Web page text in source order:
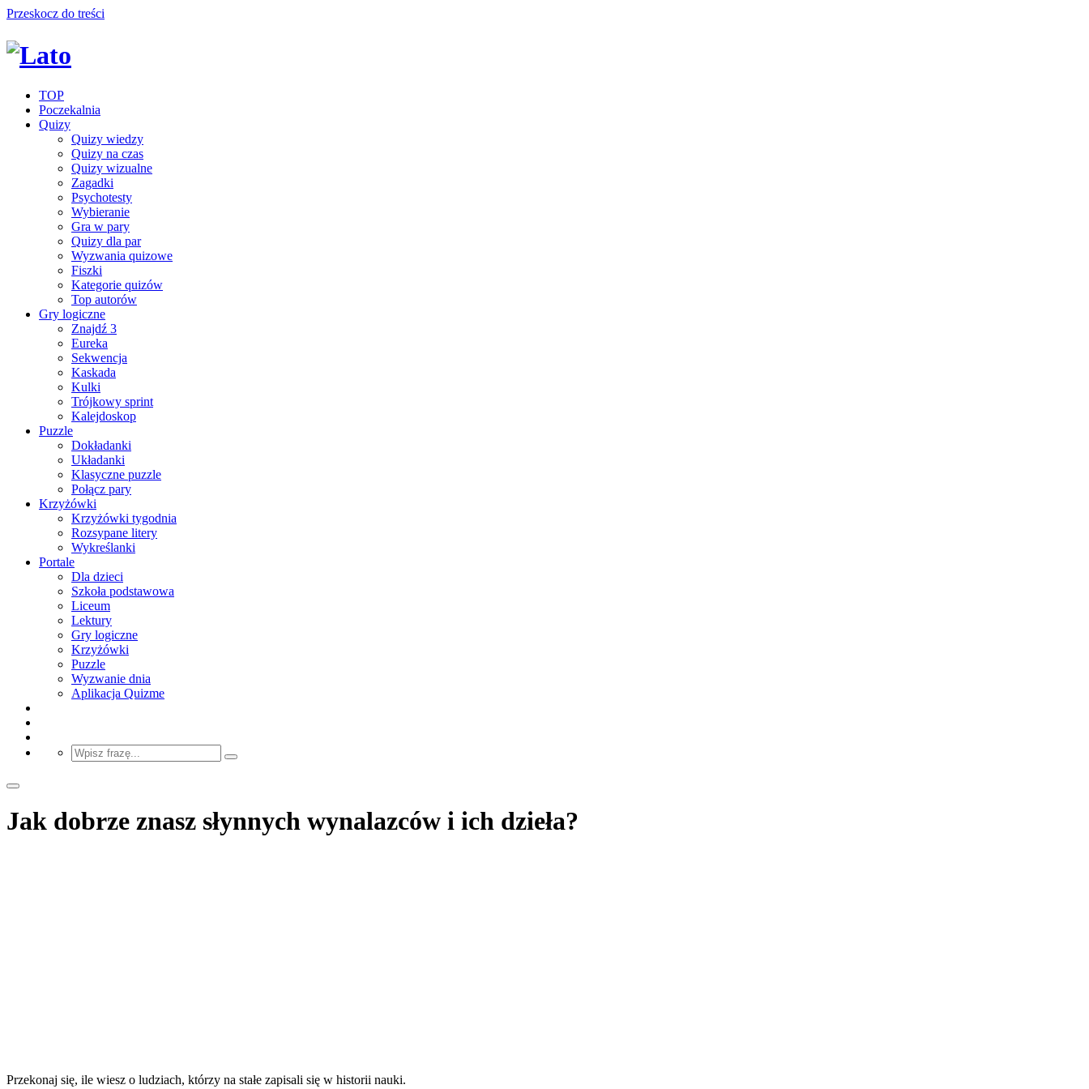
Przeskocz do treści
TOP
Poczekalnia
Quizy
Quizy wiedzy
Quizy na czas
Quizy wizualne
Zagadki
Psychotesty
Wybieranie
Gra w pary
Quizy dla par
Wyzwania quizowe
Fiszki
Kategorie quizów
Top autorów
Gry logiczne
Znajdź 3
Eureka
Sekwencja
Kaskada
Kulki
Trójkowy sprint
Kalejdoskop
Puzzle
Dokładanki
Układanki
Klasyczne puzzle
Połącz pary
Krzyżówki
Krzyżówki tygodnia
Rozsypane litery
Wykreślanki
Portale
Dla dzieci
Szkoła podstawowa
Liceum
Lektury
Gry logiczne
Krzyżówki
Puzzle
Wyzwanie dnia
Aplikacja Quizme
Jak dobrze znasz słynnych wynalazców i ich dzieła?
Przekonaj się, ile wiesz o ludziach, którzy na stałe zapisali się w historii nauki.